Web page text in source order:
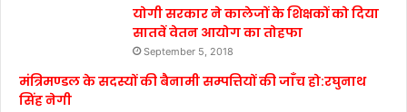
योगी सरकार ने कालेजों के शिक्षकों को दिया
सातवें वेतन आयोग का तोहफा
September 5, 2018
मंत्रिमण्डल के सदस्यों की बैनामी सम्पत्तियों की जाँच हो:रघुनाथ
सिंह नेगी